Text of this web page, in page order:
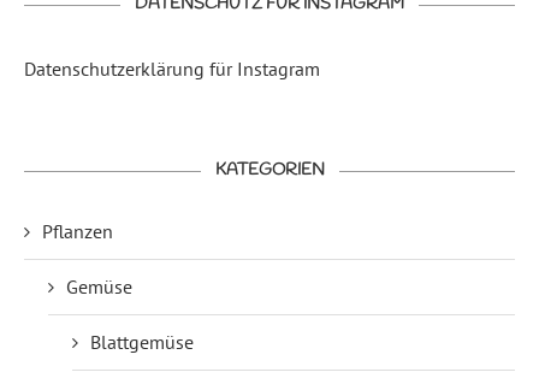
DATENSCHUTZ FÜR INSTAGRAM
Datenschutzerklärung für Instagram
KATEGORIEN
Pflanzen
Gemüse
Blattgemüse